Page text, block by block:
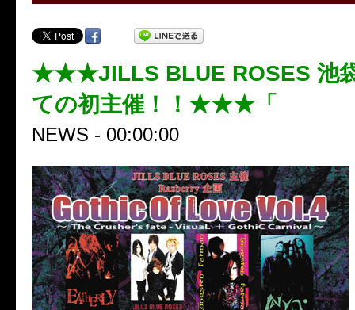
★★★JILLS BLUE ROSES 池
ての初主催！！★★★「
NEWS - 00:00:00